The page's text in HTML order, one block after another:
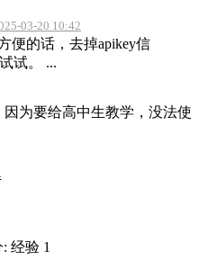
03-20 10:42
便的话，去掉apikey信
试。 ...
为要给高中生教学，没法使
经验 1